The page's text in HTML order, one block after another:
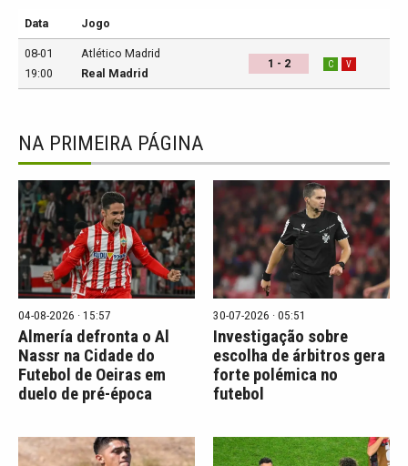
Data Jogo
08-01
19:00
Atlético Madrid
Real Madrid
1 - 2 C V
NA PRIMEIRA PÁGINA
04-08-2026 · 15:57
Almería defronta o Al
Nassr na Cidade do
Futebol de Oeiras em
duelo de pré-época
30-07-2026 · 05:51
Investigação sobre
escolha de árbitros gera
forte polémica no
futebol